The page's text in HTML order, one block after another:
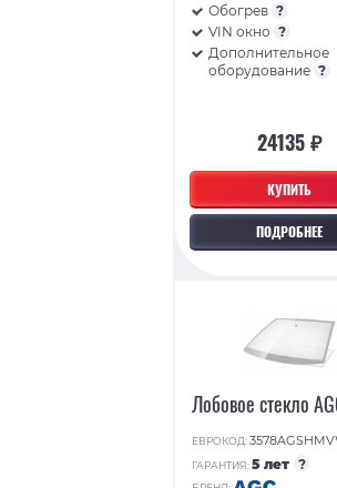
КУПИТЬ
ПОДРОБНЕЕ
Обогрев ?
VIN окно ?
Дополнительное
оборудование ?
24135 ₽
Лобовое стекло
ЕВРОКОД:
ГАРАНТИЯ:5 лет ?